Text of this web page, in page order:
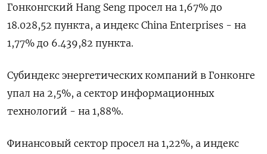
Гонконгский Hang Seng просел на 1,67% до
18.028,52 пункта, а индекс China Enterprises - на
1,77% до 6.439,82 пункта.
Субиндекс энергетических компаний в Гонконге
упал на 2,5%, а сектор информационных
технологий - на 1,88%.
Финансовый сектор просел на 1,22%, а индекс